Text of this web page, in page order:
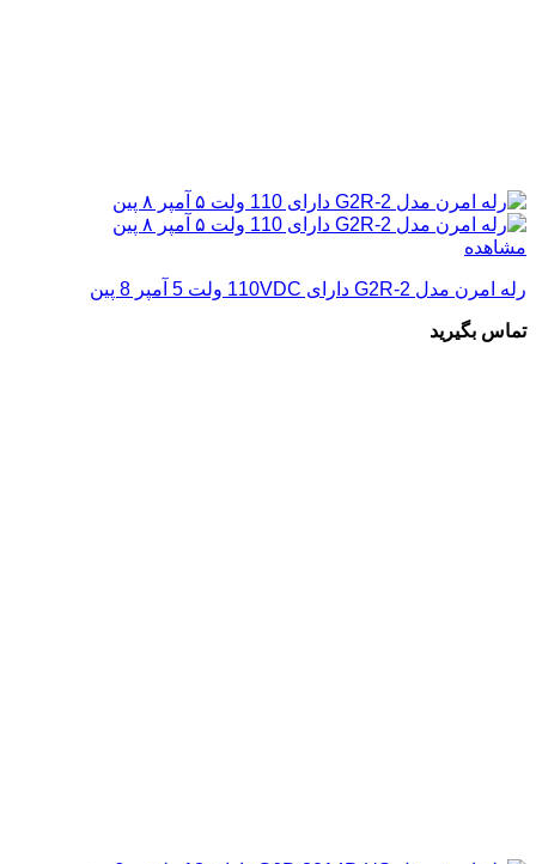
مشاهده
رله امرن مدل G2R-2 دارای 110VDC ولت 5 آمپر 8 پین
تماس بگیرید